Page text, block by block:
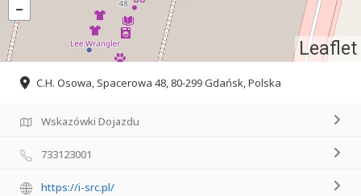
Leaflet
C.H. Osowa, Spacerowa 48, 80-299 Gdańsk, Polska
Wskazówki Dojazdu
733123001
https://i-src.pl/